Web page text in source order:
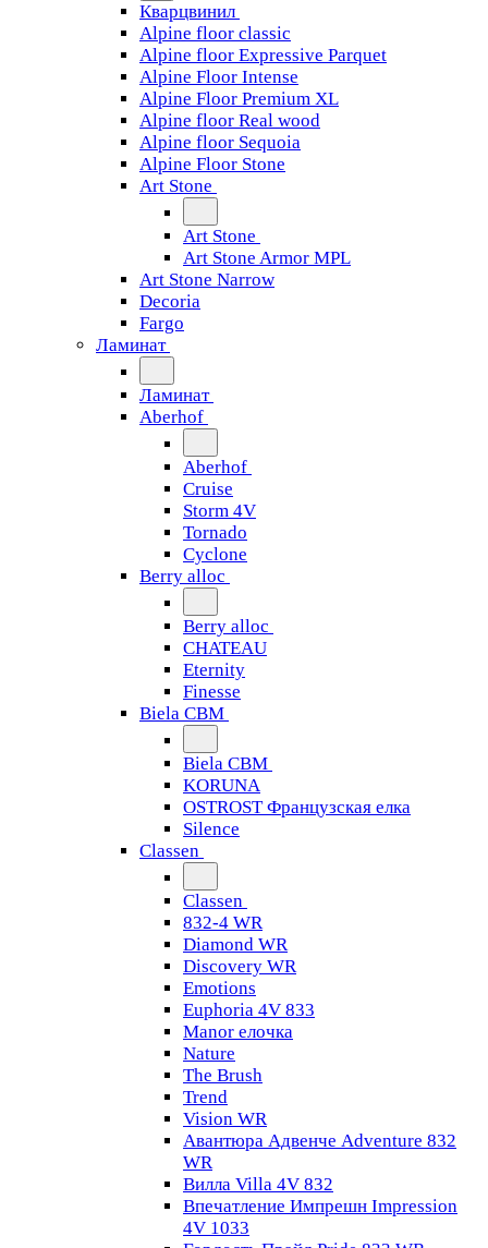
Кварцвинил
Alpine floor classic
Alpine floor Expressive Parquet
Alpine Floor Intense
Alpine Floor Premium XL
Alpine floor Real wood
Alpine floor Sequoia
Alpine Floor Stone
Art Stone
Art Stone
Art Stone Armor MPL
Art Stone Narrow
Decoria
Fargo
Ламинат
Ламинат
Aberhof
Aberhof
Cruise
Storm 4V
Tornado
Сyclone
Berry alloc
Berry alloc
CHATEAU
Eternity
Finesse
Biela CBM
Biela CBM
KORUNA
OSTROST Французская елка
Silence
Classen
Classen
832-4 WR
Diamond WR
Discovery WR
Emotions
Euphoria 4V 833
Manor елочка
Nature
The Brush
Trend
Vision WR
Авантюра Адвенче Adventure 832
WR
Вилла Villa 4V 832
Впечатление Импрешн Impression
4V 1033